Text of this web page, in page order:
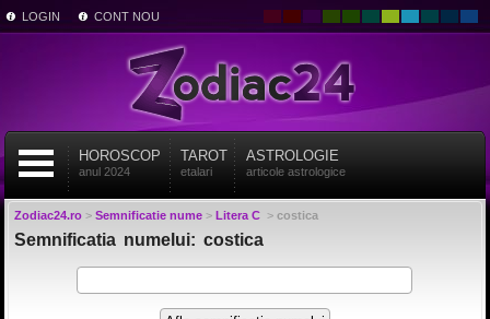
LOGIN CONT NOU
HOROSCOP
anul 2024
TAROT
etalari
ASTROLOGIE
articole astrologice
Zodiac24.ro> Semnificatie nume> Litera C> costica
Semnificatia numelui: costica